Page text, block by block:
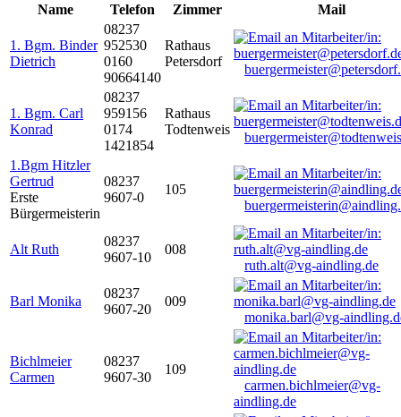
Name
Telefon Zimmer Mail
1. Bgm. Binder
Dietrich
08237
952530
0160
90664140
Rathaus
Petersdorf
1. Bgm. Carl
Konrad
08237
959156
0174
1421854
Rathaus
Todtenweis
1.Bgm Hitzler
Gertrud
Erste
Bürgermeisterin
08237
9607-0
105
Alt Ruth
08237
9607-10
008
ruth.alt@vg-aindling.de
Barl Monika
08237
9607-20
009
monika.barl@vg-
Bichlmeier
Carmen
08237
9607-30
109
carmen.bichlmeier@vg-
aindling.de